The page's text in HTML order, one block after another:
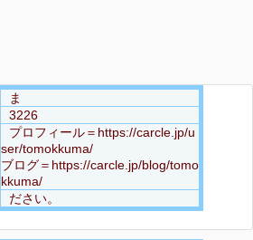
ま
3226
プロフィール＝https://carcle.jp/u
ser/tomokkuma/
ブログ＝https://carcle.jp/blog/tomo
kkuma/
ださい。